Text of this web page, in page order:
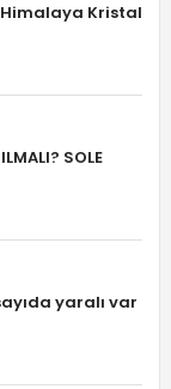
Himalaya Kristal
SOLE
yaralı var